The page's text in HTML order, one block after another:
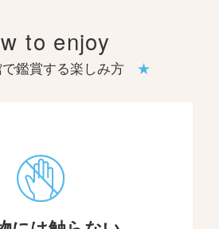
to enjoy
鑑賞する楽しみ方